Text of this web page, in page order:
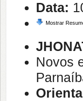
Data:
Mostrar
Novos